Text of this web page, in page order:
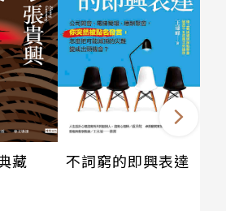
藏
不詞窮的即興表達